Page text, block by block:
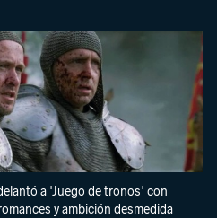
a 'Juego de tronos' con
y ambición desmedida